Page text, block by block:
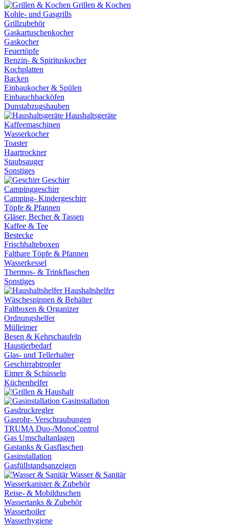
Grillen & Kochen
Kohle- und Gasgrills
Grillzubehör
Gaskartuschenkocher
Gaskocher
Feuertöpfe
Benzin- & Spirituskocher
Kochplatten
Backen
Einbaukocher & Spülen
Einbauchbacköfen
Dunstabzugshauben
Haushaltsgeräte
Kaffeemaschinen
Wasserkocher
Toaster
Haartrockner
Staubsauger
Sonstiges
Geschirr
Campinggeschirr
Camping- Kindergeschirr
Töpfe & Pfannen
Gläser, Becher & Tassen
Kaffee & Tee
Bestecke
Frischhalteboxen
Faltbare Töpfe & Pfannen
Wasserkessel
Thermos- & Trinkflaschen
Sonstiges
Haushaltshelfer
Wäschespinnen & Behälter
Faltboxen & Organizer
Ordnungshelfer
Mülleimer
Besen & Kehrschaufeln
Haustierbedarf
Glas- und Tellerhalter
Geschirrabtropfer
Eimer & Schüsseln
Küchenhelfer
Gasinstallation
Gasdruckregler
Gasrohr- Verschraubungen
TRUMA Duo-/MonoControl
Gas Umschaltanlagen
Gastanks & Gasflaschen
Gasinstallation
Gasfüllstandsanzeigen
Wasser & Sanitär
Wasserkanister & Zubehör
Reise- & Mobilduschen
Wassertanks & Zubehör
Wasserboiler
Wasserhygiene